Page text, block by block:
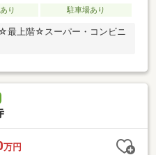
り 駐車場あり
上階☆スーパー・コンビニ
万円